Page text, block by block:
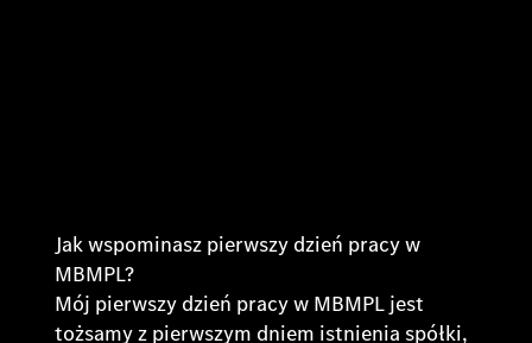
Jak wspominasz pierwszy dzień pracy w
MBMPL?
Mój pierwszy dzień pracy w MBMPL jest
tożsamy z pierwszym dniem istnienia spółki,